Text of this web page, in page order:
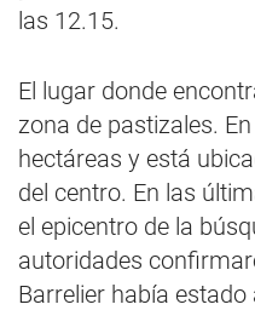
las 12.15.
El lugar donde
zona de pastizales.
hectáreas y está
del centro. En las
el epicentro de la
autoridades
Barrelier había